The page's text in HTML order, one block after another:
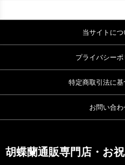
当サイトにつ
プライバシーポ
特定商取引法に
お問い合わ
胡蝶蘭通販専門店・お